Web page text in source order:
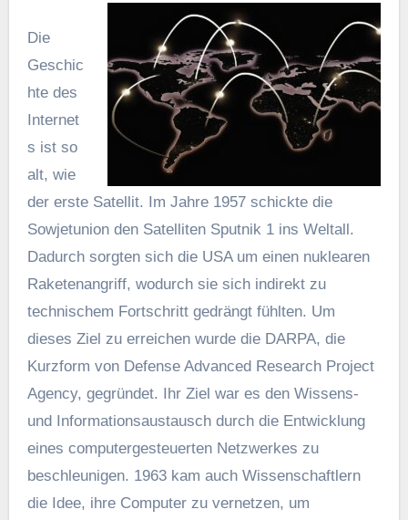
Die
Geschic
hte des
Internet
s ist so
alt, wie
der erste Satellit. Im Jahre 1957 schickte die
Sowjetunion den Satelliten Sputnik 1 ins Weltall.
Dadurch sorgten sich die USA um einen nuklearen
Raketenangriff, wodurch sie sich indirekt zu
technischem Fortschritt gedrängt fühlten. Um
dieses Ziel zu erreichen wurde die DARPA, die
Kurzform von Defense Advanced Research Project
Agency, gegründet. Ihr Ziel war es den Wissens-
und Informationsaustausch durch die Entwicklung
eines computergesteuerten Netzwerkes zu
beschleunigen. 1963 kam auch Wissenschaftlern
die Idee, ihre Computer zu vernetzen, um